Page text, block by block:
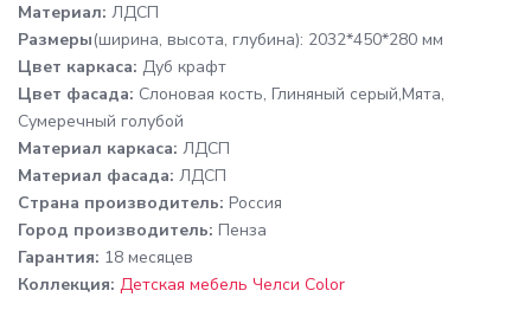
Материал: ЛДСП
Размеры(ширина, высота, глубина): 2032*450*280 мм
Цвет каркаса: Дуб крафт
Цвет фасада: Слоновая кость, Глиняный серый,Мята,
Сумеречный голубой
Материал каркаса: ЛДСП
Материал фасада: ЛДСП
Cтрана производитель: Россия
Город производитель: Пенза
Гарантия: 18 месяцев
Коллекция: Детская мебель Челси Color